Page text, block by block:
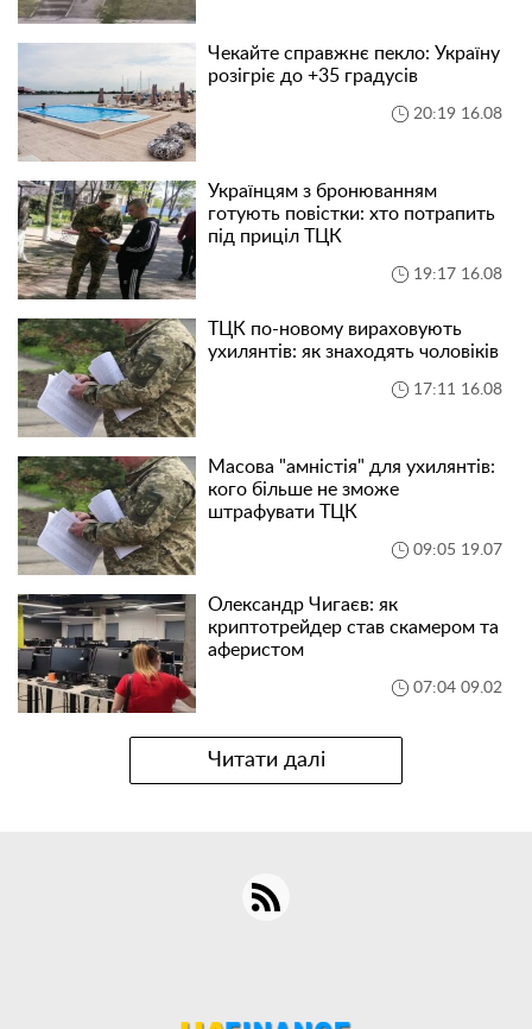
Чекайте справжнє пекло: Україну
розігріє до +35 градусів
20:19 16.08
Українцям з бронюванням
готують повістки: хто потрапить
під приціл ТЦК
19:17 16.08
ТЦК по-новому вираховують
ухилянтів: як знаходять чоловіків
17:11 16.08
Масова "амністія" для ухилянтів:
кого більше не зможе
штрафувати ТЦК
09:05 19.07
Олександр Чигаєв: як
криптотрейдер став скамером та
аферистом
07:04 09.02
Читати далі